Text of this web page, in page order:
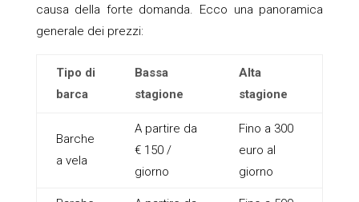
causa della forte domanda. Ecco una panoramica
generale dei prezzi:
Tipo di
barca
Bassa
stagione
Alta
stagione
Barche
a vela
A partire da
€ 150 /
giorno
Fino a 300
euro al
giorno